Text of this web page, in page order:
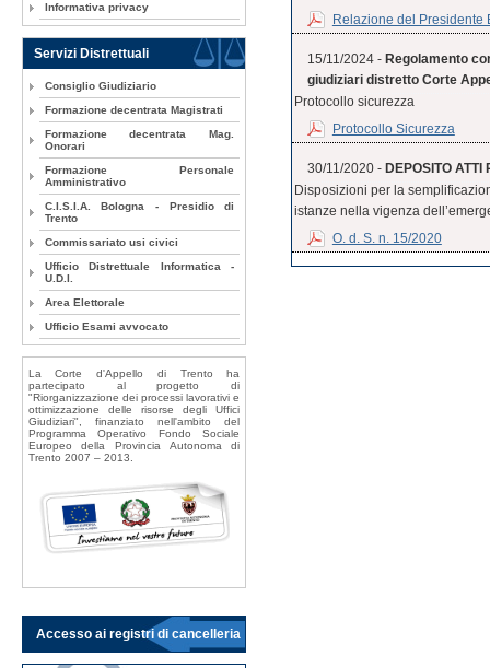
Relazione del Presidente
15/11/2024 - Regolamento
giudiziari distretto Corte
Protocollo sicurezza
Protocollo Sicurezza
30/11/2020 - DEPOSITO
Disposizioni per la
istanze nella vigenza
O. d. S. n. 15/2020
Informativa privacy
Servizi Distrettuali
Consiglio Giudiziario
Formazione decentrata Magistrati
Formazione decentrata Mag.
Onorari
Formazione Personale
Amministrativo
C.I.S.I.A. Bologna - Presidio di
Trento
Commissariato usi civici
Ufficio Distrettuale Informatica -
U.D.I.
Area Elettorale
Ufficio Esami avvocato
La Corte d'Appello di Trento ha
partecipato al progetto di
"Riorganizzazione dei processi lavorativi e
ottimizzazione delle risorse degli Uffici
Giudiziari", finanziato nell'ambito del
Programma Operativo Fondo Sociale
Europeo della Provincia Autonoma di
Trento 2007 – 2013.
Accesso ai registri di cancelleria